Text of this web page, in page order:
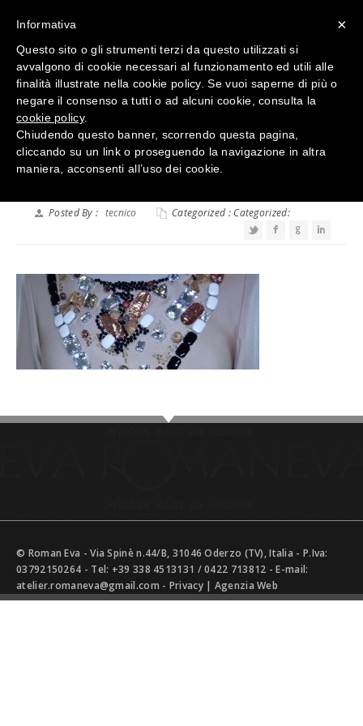
20 Apr 2016
DETTAGLIO VESTITO DONNA
Posted By : tecnico Categorized : Categorized:
© Roman Eva - Via Spinè n.44/B, 31046 Oderzo (TV), Italia - P.Iva:
03792150264 - Tel: +39 338 4513131 /0422 713812 - E-mail:
atelier.romaneva@gmail.com - Privacy| Agenzia Web
×
Informativa
Questo sito o gli strumenti terzi da questo utilizzati si
avvalgono di cookie necessari al funzionamento ed utili alle
finalità illustrate nella cookie policy. Se vuoi saperne di più o
negare il consenso a tutti o ad alcuni cookie, consulta la
cookie policy.
Chiudendo questo banner, scorrendo questa pagina,
cliccando su un link o proseguendo la navigazione in altra
maniera, acconsenti all’uso dei cookie.